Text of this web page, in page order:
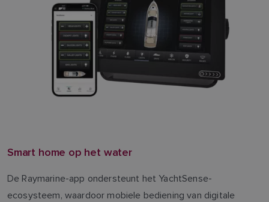
Smart home op het water
De Raymarine-app ondersteunt het YachtSense-
ecosysteem, waardoor mobiele bediening van digitale